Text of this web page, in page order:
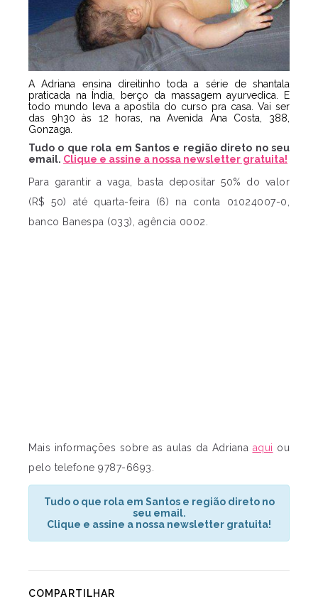
A Adriana ensina direitinho toda a série de shantala
praticada na Índia, berço da massagem ayurvedica. E
todo mundo leva a apostila do curso pra casa. Vai ser
das 9h30 às 12 horas, na Avenida Ana Costa, 388,
Gonzaga.
Tudo o que rola em Santos e região direto no seu
email. Clique e assine a nossa newsletter gratuita!
Para garantir a vaga, basta depositar 50% do valor
(R$ 50) até quarta-feira (6) na conta 01024007-0,
banco Banespa (033), agência 0002.
Mais informações sobre as aulas da Adriana aqui ou
pelo telefone 9787-6693.
Tudo o que rola em Santos e região direto no
seu email.
Clique e assine a nossa newsletter gratuita!
COMPARTILHAR